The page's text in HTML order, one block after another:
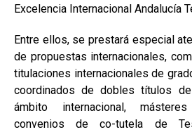
Excelencia Internacional Andalucía
Entre ellos, se prestará especial
de propuestas internacionales,
titulaciones internacionales de
coordinados de dobles títulos
ámbito internacional,
convenios de co-tutela de